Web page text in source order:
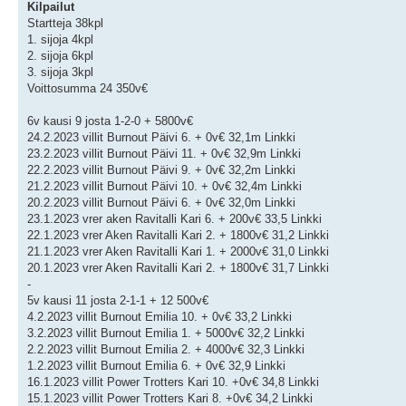
Kilpailut
Startteja 38kpl
1. sijoja 4kpl
2. sijoja 6kpl
3. sijoja 3kpl
Voittosumma 24 350v€
6v kausi 9 josta 1-2-0 + 5800v€
24.2.2023 villit Burnout Päivi 6. + 0v€ 32,1m Linkki
23.2.2023 villit Burnout Päivi 11. + 0v€ 32,9m Linkki
22.2.2023 villit Burnout Päivi 9. + 0v€ 32,2m Linkki
21.2.2023 villit Burnout Päivi 10. + 0v€ 32,4m Linkki
20.2.2023 villit Burnout Päivi 6. + 0v€ 32,0m Linkki
23.1.2023 vrer aken Ravitalli Kari 6. + 200v€ 33,5 Linkki
22.1.2023 vrer Aken Ravitalli Kari 2. + 1800v€ 31,2 Linkki
21.1.2023 vrer Aken Ravitalli Kari 1. + 2000v€ 31,0 Linkki
20.1.2023 vrer Aken Ravitalli Kari 2. + 1800v€ 31,7 Linkki
-
5v kausi 11 josta 2-1-1 + 12 500v€
4.2.2023 villit Burnout Emilia 10. + 0v€ 33,2 Linkki
3.2.2023 villit Burnout Emilia 1. + 5000v€ 32,2 Linkki
2.2.2023 villit Burnout Emilia 2. + 4000v€ 32,3 Linkki
1.2.2023 villit Burnout Emilia 6. + 0v€ 32,9 Linkki
16.1.2023 villit Power Trotters Kari 10. +0v€ 34,8 Linkki
15.1.2023 villit Power Trotters Kari 8. +0v€ 34,2 Linkki